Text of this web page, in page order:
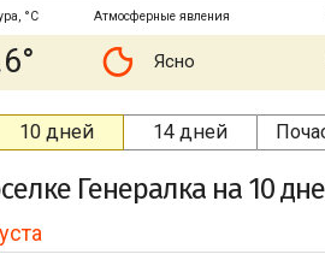
°C Атмосферные явления
Ясно
10 дней 14 дней
Генералка на 10